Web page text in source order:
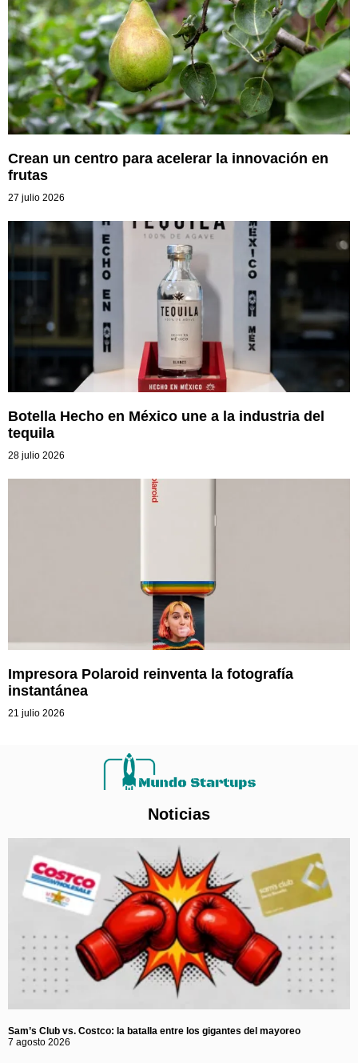
Crean un centro para acelerar la innovación en
frutas
27 julio 2026
Botella Hecho en México une a la industria del
tequila
28 julio 2026
Impresora Polaroid reinventa la fotografía
instantánea
21 julio 2026
Noticias
Sam’s Club vs. Costco: la batalla entre los gigantes del mayoreo
7 agosto 2026